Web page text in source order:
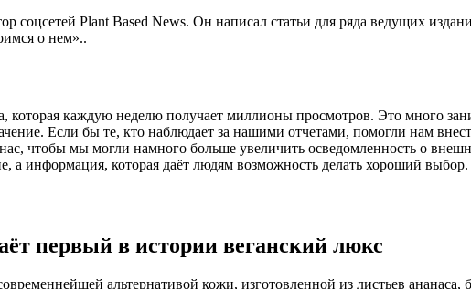
соцсетей Plant Based News. Он написал статьи для ряда ведущих
о нем»..
которая каждую неделю получает миллионы просмотров. Это много
Если бы те, кто наблюдает за нашими отчетами, помогли нам
чтобы мы могли намного больше увеличить осведомленность о
а информация, которая даёт людям возможность делать хороший выбор.
первый в истории веганский люкс
альтернативой кожи, изготовленной из листьев